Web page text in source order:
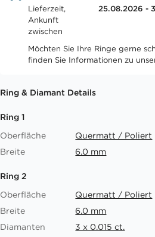
Lieferzeit,
Ankunft
zwischen
25.08.2026 -
Möchten Sie Ihre Ringe gerne
finden Sie Informationen zu
Ring & Diamant Details
Ring 1
Oberfläche
Quermatt / Poliert
Breite
6.0 mm
Ring 2
Oberfläche
Quermatt / Poliert
Breite
6.0 mm
Diamanten
3 x 0.015 ct.